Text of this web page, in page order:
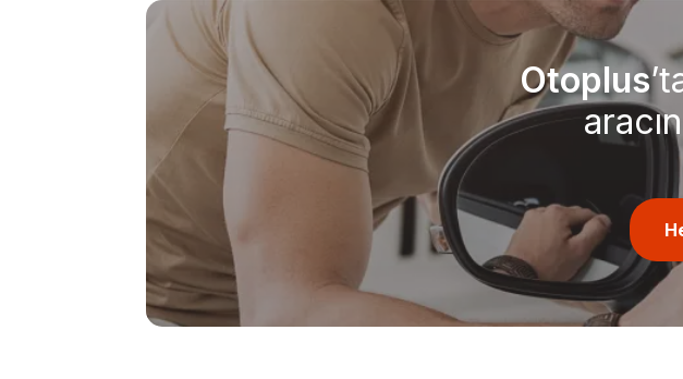
Otoplus